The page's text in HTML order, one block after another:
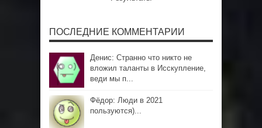
ПОСЛЕДНИЕ КОММЕНТАРИИ
Денис: Странно что никто не
вложил таланты в Исскупление,
веди мы п...
Фёдор: Люди в 2021
пользуются)...